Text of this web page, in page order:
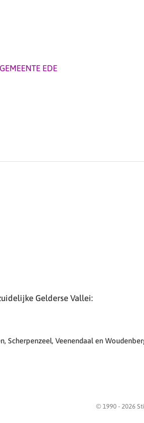
GEMEENTE EDE
Gelderse Vallei:
Scherpenzeel, Veenendaal en
© 1990 - 2026